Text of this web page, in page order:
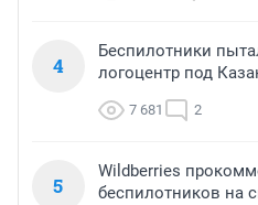
4
Беспилотники
логоцентр под
7 681 2
5
Wildberries
беспилотников на